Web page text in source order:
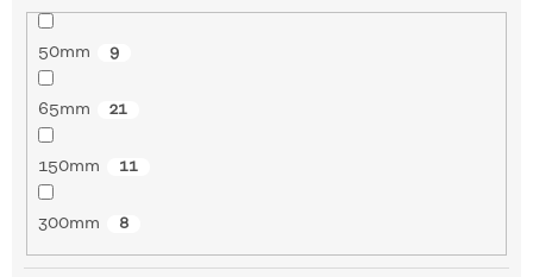
50mm 9
65mm 21
150mm 11
300mm 8